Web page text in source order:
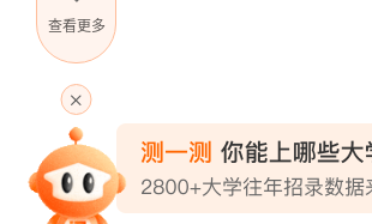
专家指导课
查看更多